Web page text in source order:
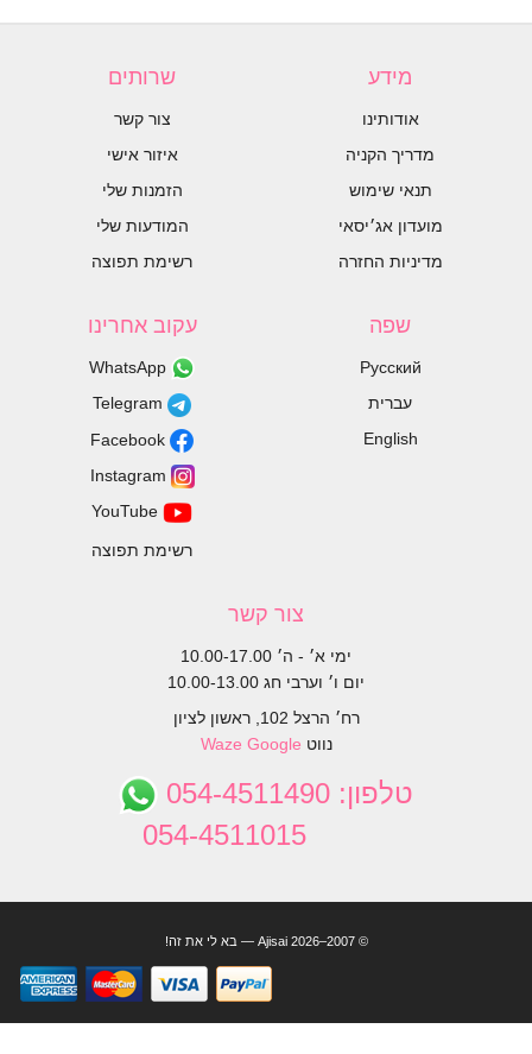
מידע
אודותינו
מדריך הקניה
תנאי שימוש
מועדון אג׳יסאי
מדיניות החזרה
שרותים
צור קשר
איזור אישי
הזמנות שלי
המודעות שלי
רשימת תפוצה
שפה
Русский
עברית
English
עקוב אחרינו
רשימת תפוצה
צור קשר
ימי א׳ - ה׳ 10.00-17.00
יום ו׳ וערבי חג 10.00-13.00
רח׳ הרצל 102, ראשון לציון
נווט
Waze Google
טלפון: 054-4511490
054-4511015
© 2007–2026 Ajisai — בא לי את זה!